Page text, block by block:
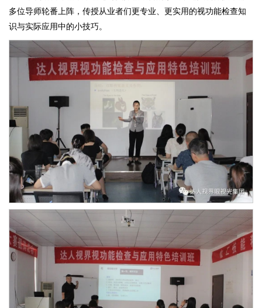
多位导师轮番上阵，传授从业者们更专业、更实用的视功能检查知
识与实际应用中的小技巧。